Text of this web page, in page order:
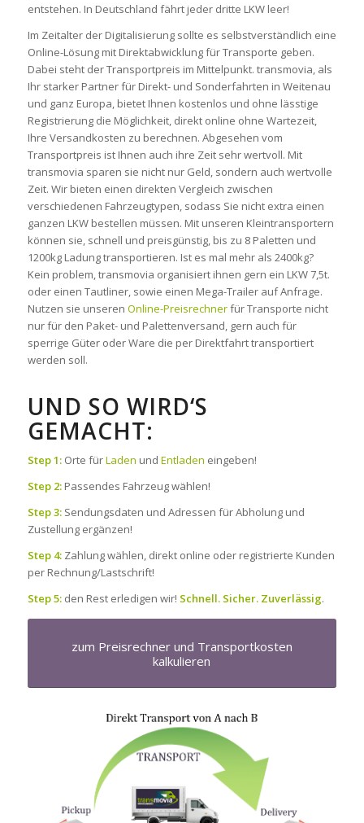
entstehen. In Deutschland fährt jeder dritte LKW leer!
Im Zeitalter der Digitalisierung sollte es selbstverständlich eine
Online-Lösung mit Direktabwicklung für Transporte geben.
Dabei steht der Transportpreis im Mittelpunkt. transmovia, als
Ihr starker Partner für Direkt- und Sonderfahrten in Weitenau
und ganz Europa, bietet Ihnen kostenlos und ohne lässtige
Registrierung die Möglichkeit, direkt online ohne Wartezeit,
Ihre Versandkosten zu berechnen. Abgesehen vom
Transportpreis ist Ihnen auch ihre Zeit sehr wertvoll. Mit
transmovia sparen sie nicht nur Geld, sondern auch wertvolle
Zeit. Wir bieten einen direkten Vergleich zwischen
verschiedenen Fahrzeugtypen, sodass Sie nicht extra einen
ganzen LKW bestellen müssen. Mit unseren Kleintransportern
können sie, schnell und preisgünstig, bis zu 8 Paletten und
1200kg Ladung transportieren. Ist es mal mehr als 2400kg?
Kein problem, transmovia organisiert ihnen gern ein LKW 7,5t.
oder einen Tautliner, sowie einen Mega-Trailer auf Anfrage.
Nutzen sie unseren Online-Preisrechnerfür Transporte nicht
nur für den Paket- und Palettenversand, gern auch für
sperrige Güter oder Ware die per Direktfahrt transportiert
werden soll.
UND SO WIRD‘S
GEMACHT:
Step 1:Orte fürLaden und Entladen eingeben!
Step 2:Passendes Fahrzeug wählen!
Step 3:Sendungsdaten und Adressen für Abholung und
Zustellung ergänzen!
Step 4:Zahlung wählen, direkt online oder registrierte Kunden
per Rechnung/Lastschrift!
Step 5:den Rest erledigen wir! Schnell. Sicher. Zuverlässig.
zum Preisrechner und Transportkosten
kalkulieren